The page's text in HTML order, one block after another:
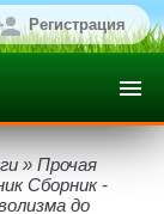
Регистрация
» Прочая
Сборник -
до